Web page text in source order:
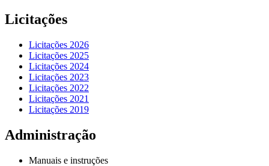
Licitações
Licitações 2026
Licitações 2025
Licitações 2024
Licitações 2023
Licitações 2022
Licitações 2021
Licitações 2019
Administração
Manuais e instruções